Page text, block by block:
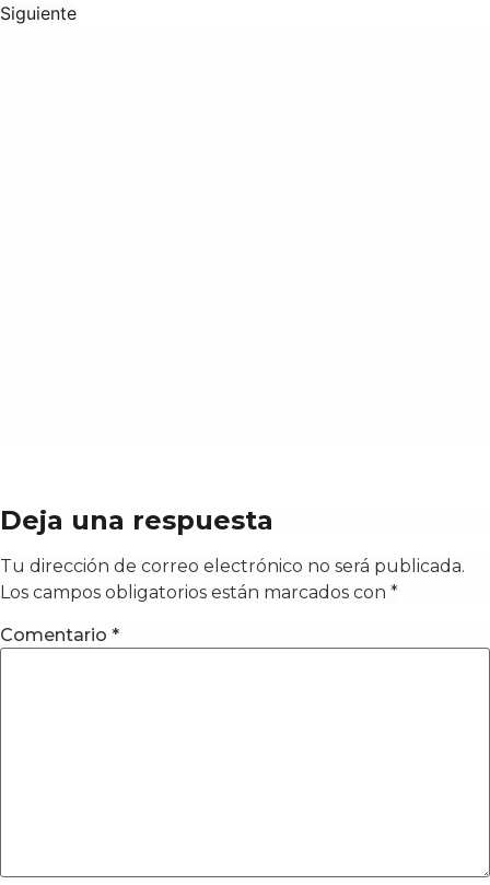
Siguiente
Deja una respuesta
Tu dirección de correo electrónico no será publicada.
Los campos obligatorios están marcados con *
Comentario *